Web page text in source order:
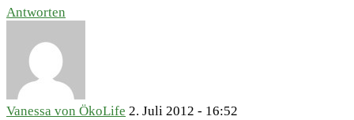
Antworten
Vanessa von ÖkoLife 2. Juli 2012 - 16:52